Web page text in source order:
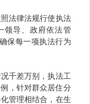
法律法规行使执法
领导、政府依法管
保每一项执法行为
千差万别，执法工
，针对群众居住分
化管理相结合，在生